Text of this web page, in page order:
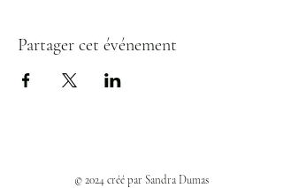
Partager cet événement
© 2024 créé par Sandra Dumas